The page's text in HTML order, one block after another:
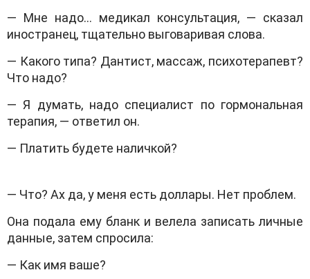
— Мне надо… медикал консультация, — сказал
иностранец, тщательно выговаривая слова.
— Какого типа? Дантист, массаж, психотерапевт?
Что надо?
— Я думать, надо специалист по гормональная
терапия, — ответил он.
— Платить будете наличкой?
— Что? Ах да, у меня есть доллары. Нет проблем.
Она подала ему бланк и велела записать личные
данные, затем спросила:
— Как имя ваше?